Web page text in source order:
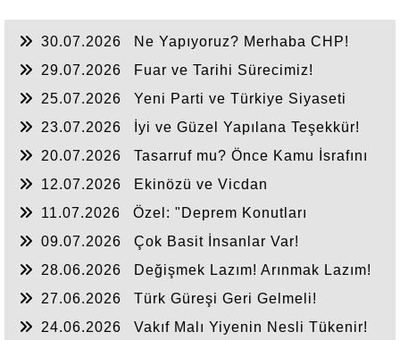
30.07.2026
Ne Yapıyoruz? Merhaba CHP!
29.07.2026
Fuar ve Tarihi Sürecimiz!
25.07.2026
Yeni Parti ve Türkiye Siyaseti
23.07.2026
İyi ve Güzel Yapılana Teşekkür!
20.07.2026
Tasarruf mu? Önce Kamu İsrafını
12.07.2026
Ekinözü ve Vicdan
11.07.2026
Özel: "Deprem Konutları
09.07.2026
Çok Basit İnsanlar Var!
28.06.2026
Değişmek Lazım! Arınmak Lazım!
27.06.2026
Türk Güreşi Geri Gelmeli!
24.06.2026
Vakıf Malı Yiyenin Nesli Tükenir!